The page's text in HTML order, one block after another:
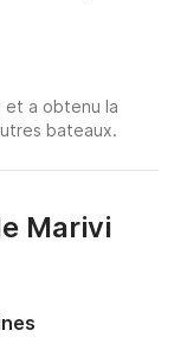
et a obtenu la
bateaux.
Marivi